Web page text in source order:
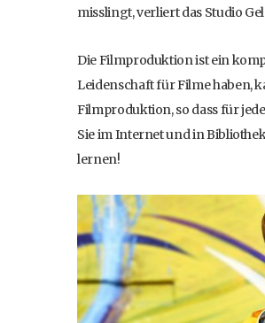
misslingt, verliert das Studio
Die Filmproduktion ist ein
Leidenschaft für Filme haben,
Filmproduktion, so dass für
Sie im Internet und in
lernen!